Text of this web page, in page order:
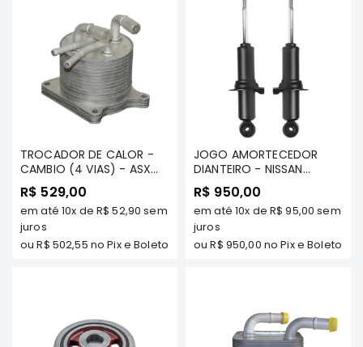
L200
GL,
GLS
SPORT
Motor
Suspensão
Freio
Correias
TROCADOR DE CALOR -
CAMBIO (4 VIAS) - ASX
TDS/ LANCER TDS/
OUTLANDER TDS C/
CAMBIO CVT - FRONTIER
R$ 529,00
em até 10x de R$ 52,90 sem
juros
ouR$ 502,55 no Pix e Boleto
JOGO AMORTECEDOR
DIANTEIRO - NISSAN
FRONTIER 2008/... TDS
MODELOS - COFAP
R$ 950,00
em até 10x de R$ 95,00 sem
juros
ouR$ 950,00 no Pix e Boleto